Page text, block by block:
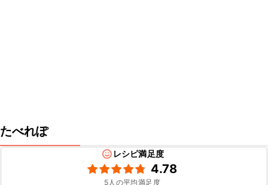
たべれぽ
レシピ満足度
4.78
5人の平均満足度